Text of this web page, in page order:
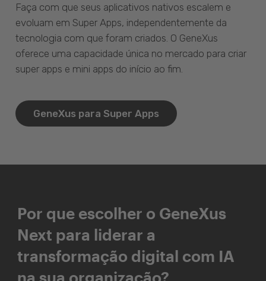
Faça com que seus aplicativos nativos escalem e
evoluam em Super Apps, independentemente da
tecnologia com que foram criados. O GeneXus
oferece uma capacidade única no mercado para criar
super apps e mini apps do início ao fim.
GeneXus para Super Apps
Por que escolher o GeneXus
Next para liderar a
transformação digital com IA
na sua organização?